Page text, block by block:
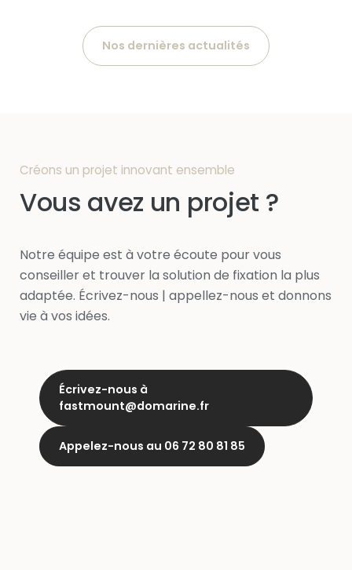
Nos dernières actualités
Créons un projet innovant ensemble
Vous avez un projet ?
Notre équipe est à votre écoute pour vous
conseiller et trouver la solution de fixation la plus
adaptée. Écrivez-nous | appellez-nous et donnons
vie à vos idées.
Écrivez-nous à
fastmount@domarine.fr
Appelez-nous au 06 72 80 81 85